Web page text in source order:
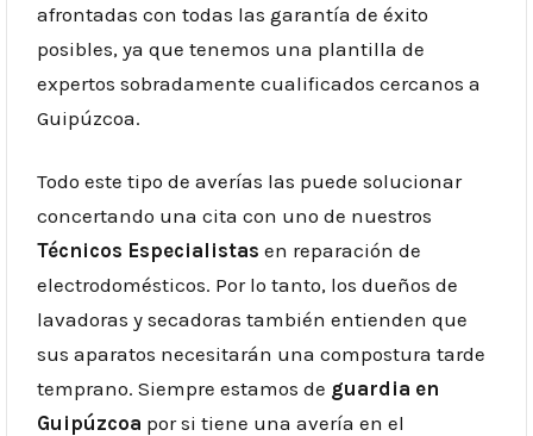
afrontadas con todas las garantía de éxito
posibles, ya que tenemos una plantilla de
expertos sobradamente cualificados cercanos a
Guipúzcoa.
Todo este tipo de averías las puede solucionar
concertando una cita con uno de nuestros
Técnicos Especialistas en reparación de
electrodomésticos. Por lo tanto, los dueños de
lavadoras y secadoras también entienden que
sus aparatos necesitarán una compostura tarde
temprano. Siempre estamos de guardia en
Guipúzcoa por si tiene una avería en el